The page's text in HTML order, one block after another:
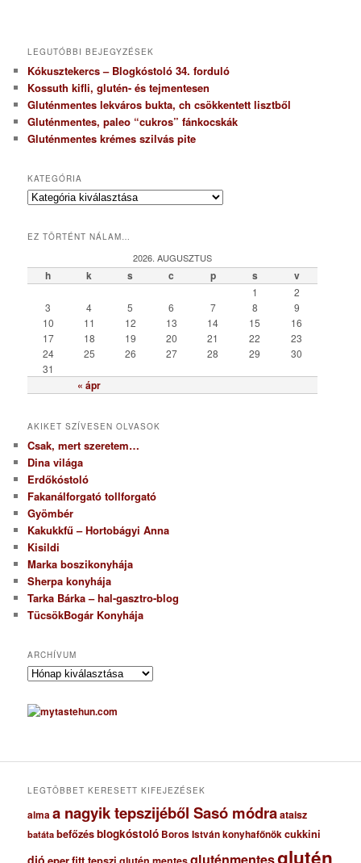
LEGUTÓBBI BEJEGYZÉSEK
Kókusztekercs – Blogkóstoló 34. forduló
Kossuth kifli, glutén- és tejmentesen
Gluténmentes lekváros bukta, ch csökkentett lisztből
Gluténmentes, paleo “cukros” fánkocskák
Gluténmentes krémes szilvás pite
KATEGÓRIA
K
e
r
EZ TÖRTÉNT NÁLAM…
2026. AUGUSZTUS
h k s c p s v
« ápr
1
2
3
4 5 6 7 8
9
10
11 12 13 14 15
16
17
18 19 20 21 22
23
24
25 26 27 28 29
30
31
AKIKET SZÍVESEN OLVASOK
Csak, mert szeretem…
Dina világa
Erdőkóstoló
Fakanálforgató tollforgató
Gyömbér
Kakukkfű – Hortobágyi Anna
Kisildi
Marka boszikonyhája
Sherpa konyhája
Tarka Bárka – hal-gasztro-blog
TücsökBogár Konyhája
ARCHÍVUM
A
c
h
u
LEGTÖBBET KERESETT KIFEJEZÉSEK
almaa nagyik tepszijéből Sasó módraataisz
batáta befőzésblogkóstoló Boros István konyhafőnökcukkini
dió eper gluténmentesglutén